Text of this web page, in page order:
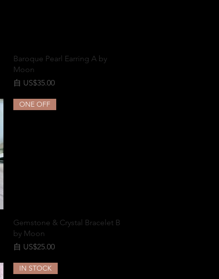
快速瀏覽
Baroque Pearl Earring A by
Moon
自 US$35.00
促銷價格
快速瀏覽
ONE OFF
Gemstone & Crystal Bracelet B
by Moon
自 US$25.00
促銷價格
IN STOCK